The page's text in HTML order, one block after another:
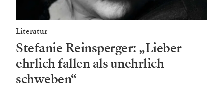
Literatur
Stefanie Reinsperger: „Lieber
ehrlich fallen als unehrlich
schweben“